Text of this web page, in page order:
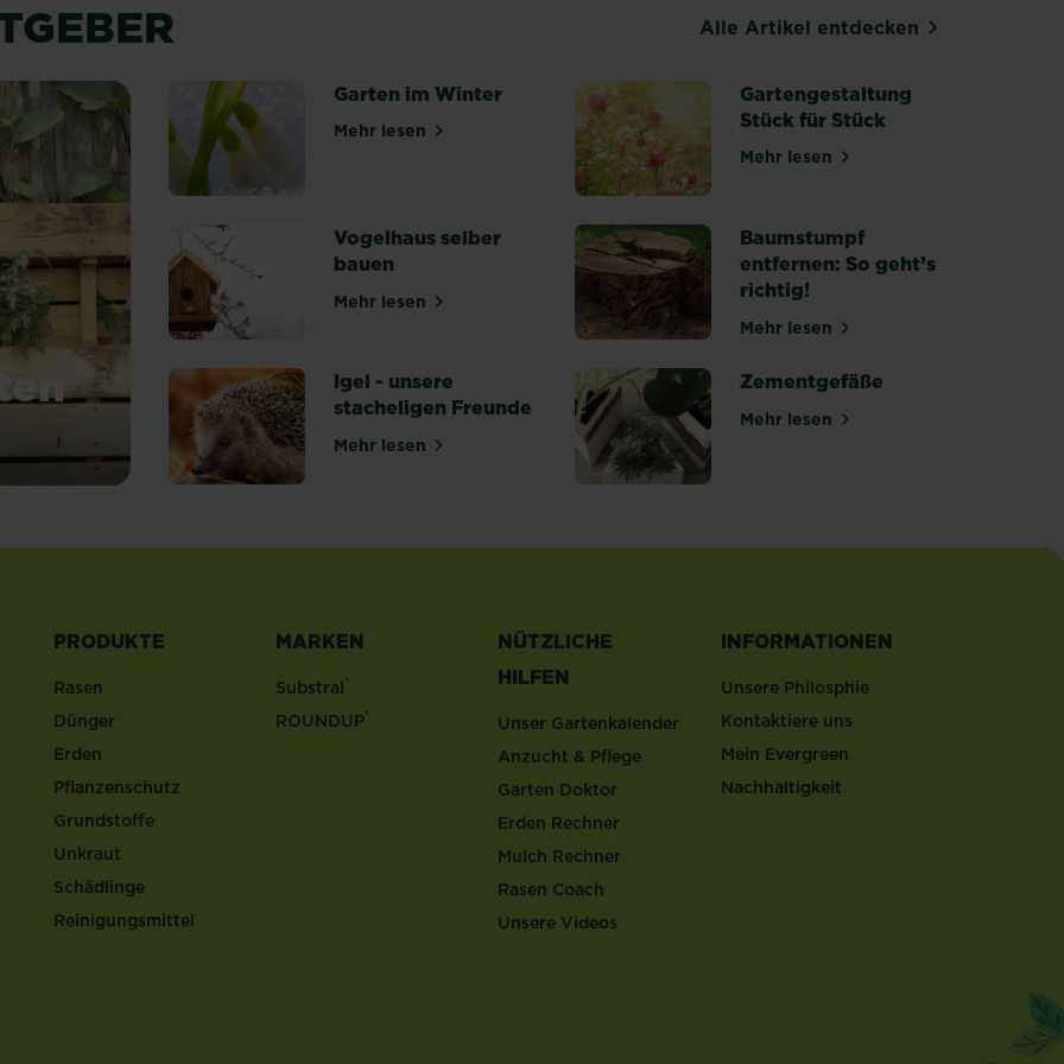
Alle Artikel entdecken
Garten im Winter
Mehr lesenüber Garten im Winter
Gartengestaltung
Stück für Stück
Mehr lesenüber Gartengestaltung Stück
Vogelhaus selber
bauen
Mehr lesenüber Vogelhaus selber bauen
Baumstumpf
entfernen: So geht’s
richtig!
Mehr lesenüber Baumstumpf entfernen:
Igel - unsere
stacheligen Freunde
Mehr lesenüber Igel - unsere stacheligen Freunde
Zementgefäße
Mehr lesenüber Zementgefäße
PRODUKTE
Rasen
Dünger
Erden
Pflanzenschutz
Grundstoffe
Unkraut
Schädlinge
Reinigungsmittel
MARKEN
Substral®
ROUNDUP®
NÜTZLICHE
HILFEN
Unser Gartenkalender
Anzucht & Pflege
Garten Doktor
Erden Rechner
Mulch Rechner
Rasen Coach
Unsere Videos
INFORMATIONEN
Unsere Philosphie
Kontaktiere uns
Mein Evergreen
Nachhaltigkeit